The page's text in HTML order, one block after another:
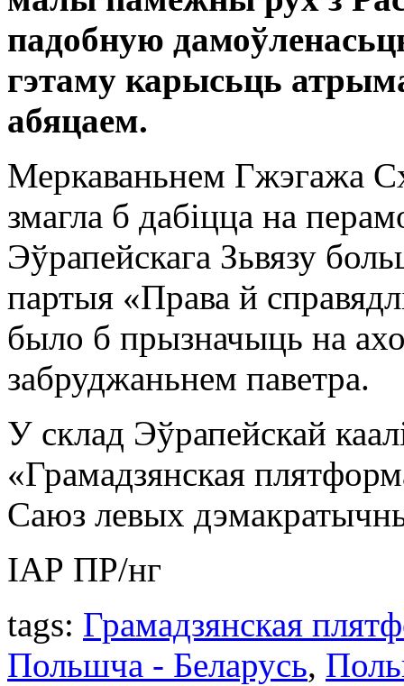
падобную
гэтаму карысьць
абяцаем.
Меркаваньнем Гжэгажа
змагла б дабіцца на
Эўрапейскага Зьвязу
партыя «Права й
было б прызначыць на
забруджаньнем паветра.
У склад Эўрапейскай
«Грамадзянская
Саюз левых
ІАР ПР/нг
tags: Грамадзянская
Польшча - Беларусь,